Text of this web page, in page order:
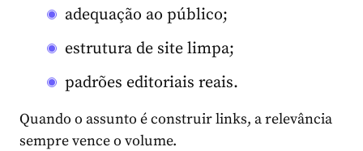
adequação ao público;
estrutura de site limpa;
padrões editoriais reais.
Quando o assunto é construir links, a relevância
sempre vence o volume.